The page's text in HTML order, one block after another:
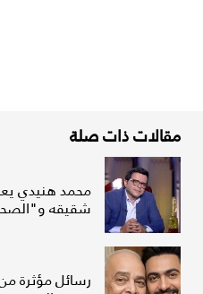
مقالات ذات صلة
محمد هنيدي
شقيقه
رسائل مؤثرة